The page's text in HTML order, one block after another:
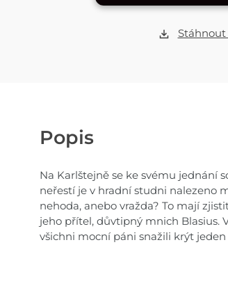
Popis
Na Karlštejně se ke svému jednání
neřestí je v hradní studni nalezeno
nehoda, anebo vražda? To mají
jeho přítel, důvtipný mnich Blasius.
všichni mocní páni snažili krýt